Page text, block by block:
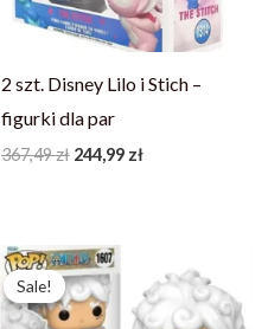
2 szt. Disney Lilo i Stich –
figurki dla par
367,49zł 244,99 zł
Sale!
Sale!
Pierwotna
cena
wynosiła:
246,73 zł.
cena
wynosi:
189,79 zł.